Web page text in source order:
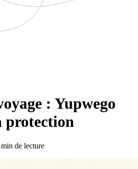
: Yupwego
protection
de lecture